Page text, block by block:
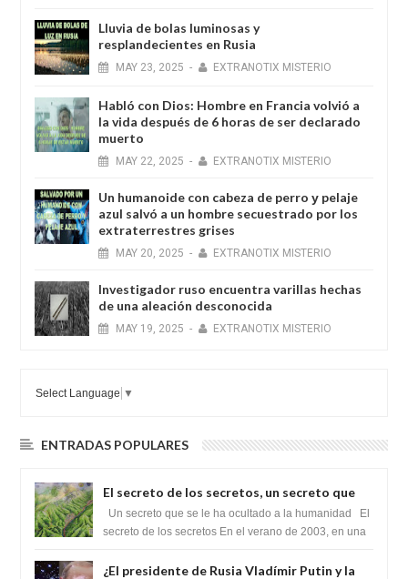
Lluvia de bolas luminosas y
resplandecientes en Rusia
MAY 23, 2025 - EXTRANOTIX MISTERIO
Habló con Dios: Hombre en Francia volvió a
la vida después de 6 horas de ser declarado
muerto
MAY 22, 2025 - EXTRANOTIX MISTERIO
Un humanoide con cabeza de perro у pelaje
azul salvó a un hombre secuestrado por los
extraterrestres grises
MAY 20, 2025 - EXTRANOTIX MISTERIO
Investigador ruso encuentra varillas hechas
de una aleación desconocida
MAY 19, 2025 - EXTRANOTIX MISTERIO
Select Language ▼
ENTRADAS POPULARES
El secreto de los secretos, un secreto que
cambiaría por completo el destino de la
humanidad
Un secreto que se le ha ocultado a la humanidad El
secreto de los secretos En el verano de 2003, en una
¿El presidente de Rusia Vladímir Putin y la